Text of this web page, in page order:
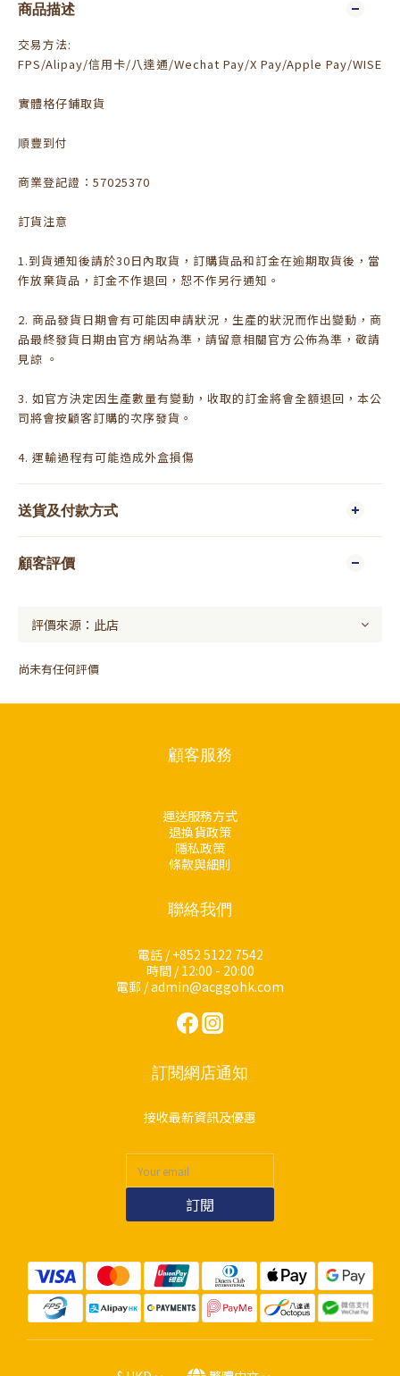
商品描述
交易方法:
FPS/Alipay/信用卡/八達通/Wechat Pay/X Pay/Apple Pay/WISE
實體格仔鋪取貨
順豐到付
商業登記證：57025370
訂貨注意
1.到貨通知後請於30日內取貨，訂購貨品和訂金在逾期取貨後，當
作放棄貨品，訂金不作退回，恕不作另行通知。
2. 商品發貨日期會有可能因申請狀況，生產的狀況而作出變動，商
品最終發貨日期由官方網站為準，請留意相關官方公佈為準，敬請
見諒 。
3. 如官方決定因生產數量有變動，收取的訂金將會全額退回，本公
司將會按顧客訂購的次序發貨。
4. 運輸過程有可能造成外盒損傷
送貨及付款方式
顧客評價
尚未有任何評價
顧客服務
運送服務方式
退換貨政策
隱私政策
條款與細則
聯絡我們
電話 / +852 5122 7542
時間 / 12:00 - 20:00
電郵 / admin@acggohk.com
訂閱網店通知
接收最新資訊及優惠
訂閱